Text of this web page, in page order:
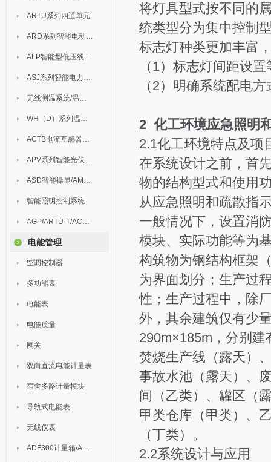
ARTU系列四遥单元
ARD系列智能电动机保护器
ALP智能型低压线路保护装置
ASJ系列智能电力继电器
无线测温系统/温度巡检
WH（D）系列温湿度控制器
ACTB电流互感器过电压保护器
APV系列智能光伏汇流箱
ASD智能操显/AM中压保护
智能照明控制系统
AGP/ARTU-T/ACM/ADDC
电能管理
空调控制器
多功能表
电能表
电能质量
网关
双向直流电能计量表
宿舍多路计量模块
导轨式电能表
无线仪表
ADF300计量箱/AEW无线计量
将灯具型式按不同的
统类型分为集中控制
标志灯种类更加丰富
（1）标志灯间距设
（2）明确系统配电
2 化工环境应急照明
2.1化工环境特点及项
在系统设计之前，首
物的结构型式和使用
从应急照明和疏散指
一般情况下，设置消
模块、实际功能等为
构筑物为钢结构框架
为界面划分；生产过
性；生产过程中，除
外，其余建筑仅有少
290m×185m，分别
焚烧生产线（露天）
事故水池（露天）、
间（乙类）、罐区（
甲类仓库（甲类）、
（丁类）。
2.2系统设计与应用